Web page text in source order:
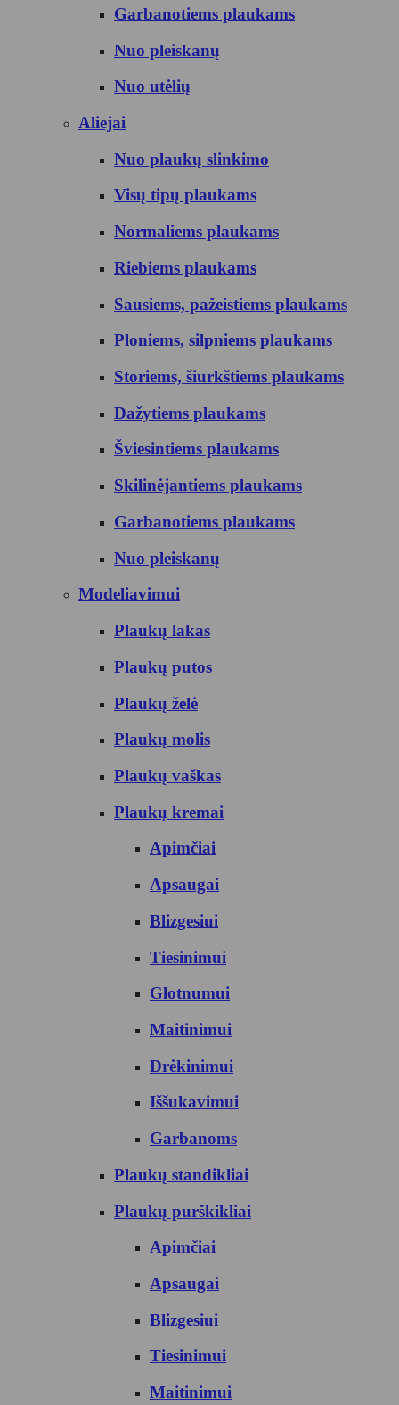
Garbanotiems plaukams
Nuo pleiskanų
Nuo utėlių
Aliejai
Nuo plaukų slinkimo
Visų tipų plaukams
Normaliems plaukams
Riebiems plaukams
Sausiems, pažeistiems plaukams
Ploniems, silpniems plaukams
Storiems, šiurkštiems plaukams
Dažytiems plaukams
Šviesintiems plaukams
Skilinėjantiems plaukams
Garbanotiems plaukams
Nuo pleiskanų
Modeliavimui
Plaukų lakas
Plaukų putos
Plaukų želė
Plaukų molis
Plaukų vaškas
Plaukų kremai
Apimčiai
Apsaugai
Blizgesiui
Tiesinimui
Glotnumui
Maitinimui
Drėkinimui
Iššukavimui
Garbanoms
Plaukų standikliai
Plaukų purškikliai
Apimčiai
Apsaugai
Blizgesiui
Tiesinimui
Maitinimui